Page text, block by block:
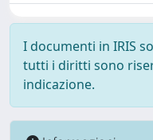
I documenti in IRIS
tutti i diritti sono
indicazione.